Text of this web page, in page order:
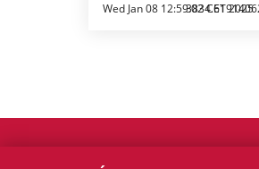
Wed Jan 08 12:59:02 CET 2025